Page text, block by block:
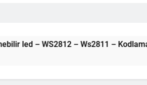
Arduino – Neopiksel Led – Adreslenebilir led – WS2812 – Ws2811 – Kodlama Dersi – 80 –